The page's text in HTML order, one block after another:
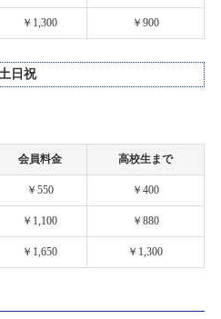
ついて
休止のご案内
せ
らせ
ント開催！
！！
当選発表のお知らせ
￥1,300 ￥900
日祝
会員料金 高校生まで
￥550 ￥400
￥1,100 ￥880
￥1,650 ￥1,300